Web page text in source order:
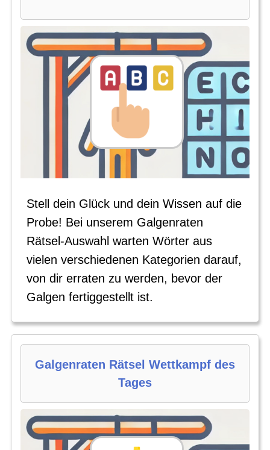
Stell dein Glück und dein Wissen auf die
Probe! Bei unserem Galgenraten
Rätsel-Auswahl warten Wörter aus
vielen verschiedenen Kategorien darauf,
von dir erraten zu werden, bevor der
Galgen fertiggestellt ist.
Galgenraten Rätsel Wettkampf des
Tages